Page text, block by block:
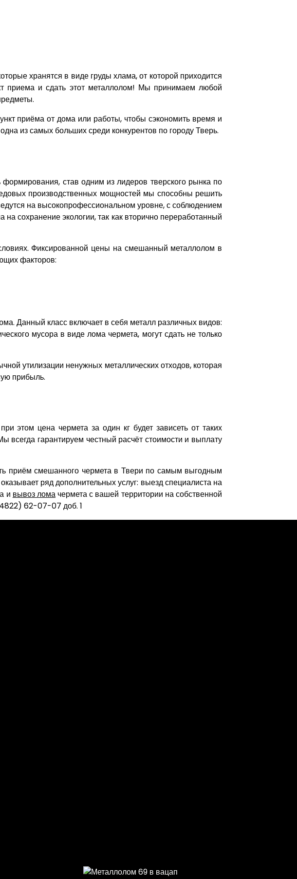
хранятся в виде груды хлама, от которой приходится
приема и сдать этот металлолом! Мы принимаем любой
приёма от дома или работы, чтобы сэкономить время и
из самых больших среди конкурентов по городу Тверь.
став одним из лидеров тверского рынка по
производственных мощностей мы способны решить
на высокопрофессиональном уровне, с соблюдением
сохранение экологии, так как вторично переработанный
Фиксированной цены на смешанный металлолом в
факторов:
Данный класс включает в себя металл различных видов:
мусора в виде лома чермета, могут сдать не только
утилизации ненужных металлических отходов, которая
прибыль.
этом цена чермета за один кг будет зависеть от таких
всегда гарантируем честный расчёт стоимости и выплату
приём смешанного чермета в Твери по самым выгодным
ряд дополнительных услуг: выезд специалиста на
и вывоз ломачермета с вашей территории на собственной
62-07-07 доб. 1